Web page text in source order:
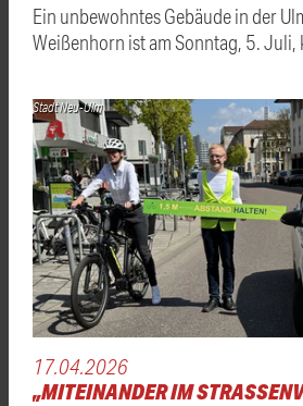
Ein unbewohntes Gebäude in der
Weißenhorn ist am Sonntag, 5.
Stadt Neu-Ulm
17.04.2026
„MITEINANDER IM